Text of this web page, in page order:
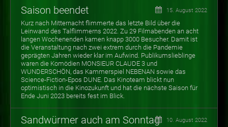
Saison beendet 15. August 2022
Kurz nach Mitternacht flimmerte das letzte Bild über die
Leinwand des Talflimmerns 2022. Zu 29 Filmabenden an acht
langen Wochenenden kamen knapp 3000 Besucher. Damit ist
die Veranstaltung nach zwei extrem durch die Pandemie
geprägten Jahren wieder klar im Aufwind. Publikumslieblinge
waren die Komödien MONSIEUR CLAUDE 3 und
WUNDERSCHÖN, das Kammerspiel NEBENAN sowie das
Science-Fiction-Epos DUNE. Das Kinoteam blickt nun
optimistisch in die Kinozukunft und hat die nächste Saison für
Ende Juni 2023 bereits fest im Blick.
Sandwürmer auch am Sonntag 10. August 2022